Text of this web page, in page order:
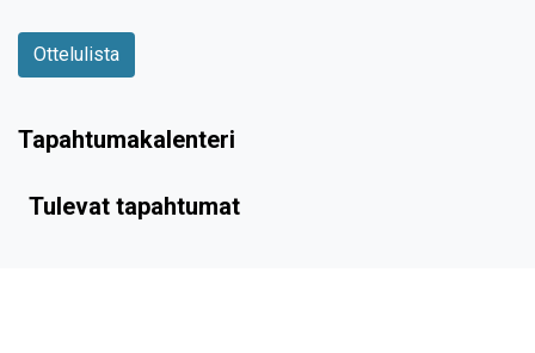
Ottelulista
Tapahtumakalenteri
Tulevat tapahtumat